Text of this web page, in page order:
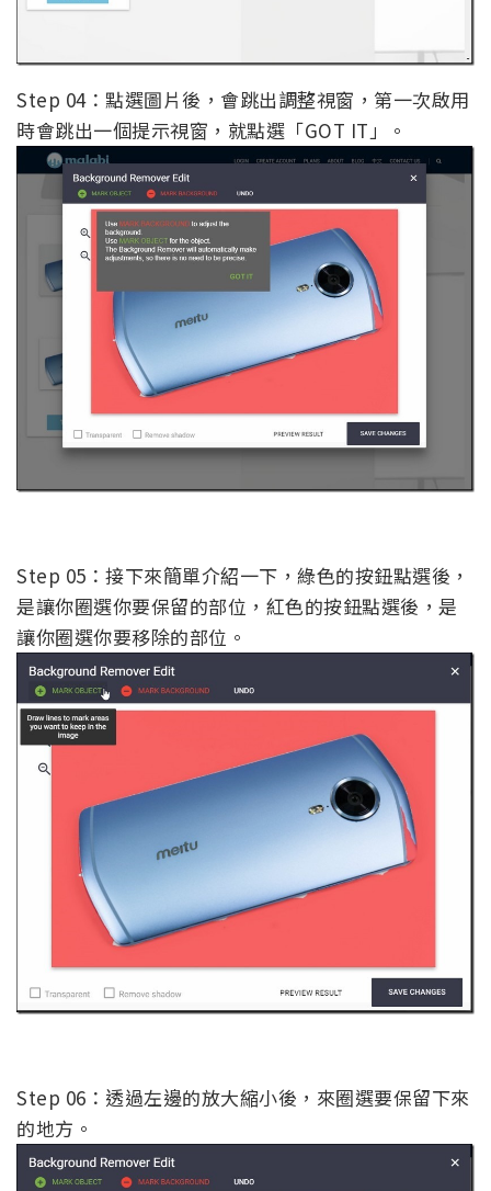
Step 04：點選圖片後，會跳出調整視窗，第一次啟用
時會跳出一個提示視窗，就點選「GOT IT」。
Step 05：接下來簡單介紹一下，綠色的按鈕點選後，
是讓你圈選你要保留的部位，紅色的按鈕點選後，是
讓你圈選你要移除的部位。
Step 06：透過左邊的放大縮小後，來圈選要保留下來
的地方。